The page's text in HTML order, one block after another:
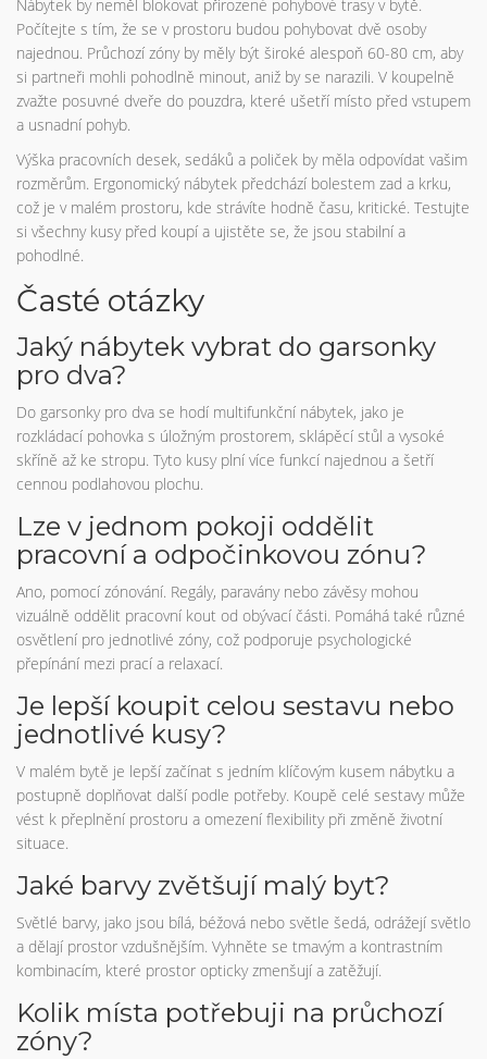
Nábytek by neměl blokovat přirozené pohybové trasy v bytě.
Počítejte s tím, že se v prostoru budou pohybovat dvě osoby
najednou. Průchozí zóny by měly být široké alespoň 60-80 cm, aby
si partneři mohli pohodlně minout, aniž by se narazili. V koupelně
zvažte posuvné dveře do pouzdra, které ušetří místo před vstupem
a usnadní pohyb.
Výška pracovních desek, sedáků a poliček by měla odpovídat vašim
rozměrům. Ergonomický nábytek předchází bolestem zad a krku,
což je v malém prostoru, kde strávíte hodně času, kritické. Testujte
si všechny kusy před koupí a ujistěte se, že jsou stabilní a
pohodlné.
Časté otázky
Jaký nábytek vybrat do garsonky
pro dva?
Do garsonky pro dva se hodí multifunkční nábytek, jako je
rozkládací pohovka s úložným prostorem, sklápěcí stůl a vysoké
skříně až ke stropu. Tyto kusy plní více funkcí najednou a šetří
cennou podlahovou plochu.
Lze v jednom pokoji oddělit
pracovní a odpočinkovou zónu?
Ano, pomocí zónování. Regály, paravány nebo závěsy mohou
vizuálně oddělit pracovní kout od obývací části. Pomáhá také různé
osvětlení pro jednotlivé zóny, což podporuje psychologické
přepínání mezi prací a relaxací.
Je lepší koupit celou sestavu nebo
jednotlivé kusy?
V malém bytě je lepší začínat s jedním klíčovým kusem nábytku a
postupně doplňovat další podle potřeby. Koupě celé sestavy může
vést k přeplnění prostoru a omezení flexibility při změně životní
situace.
Jaké barvy zvětšují malý byt?
Světlé barvy, jako jsou bílá, béžová nebo světle šedá, odrážejí světlo
a dělají prostor vzdušnějším. Vyhněte se tmavým a kontrastním
kombinacím, které prostor opticky zmenšují a zatěžují.
Kolik místa potřebuji na průchozí
zóny?